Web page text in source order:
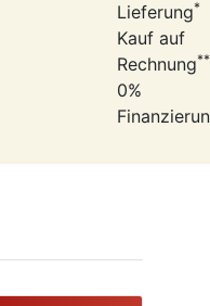
Lieferung*
Kauf auf
Rechnung**
0%